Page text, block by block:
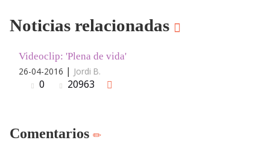
Noticias relacionadas
Videoclip: 'Plena de vida'
26-04-2016 | Jordi B.
0 20963
Comentarios